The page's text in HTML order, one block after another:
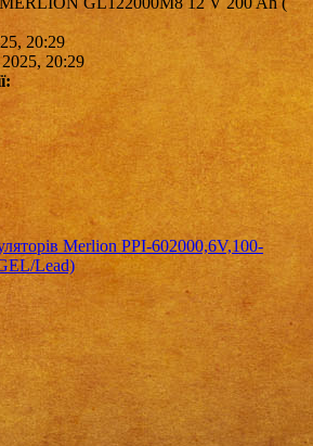
20:29
20:29
Merlion PPI-602000,6V,100-
Lead)